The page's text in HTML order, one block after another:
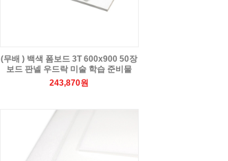
(무배 ) 백색 폼보드 3T 600x900 50장
보드 판넬 우드락 미술 학습 준비물
243,870원